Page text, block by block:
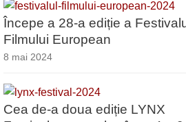
Începe a 28-a ediție a
Filmului European
8 mai 2024
Cea de-a doua ediție LYNX